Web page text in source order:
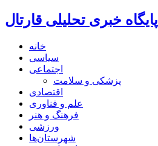
پایگاه خبری تحلیلی قارتال
خانه
سیاسی
اجتماعی
پزشکی و سلامت
اقتصادی
علم و فناوری
فرهنگ و هنر
ورزشی
شهرستان‌ها